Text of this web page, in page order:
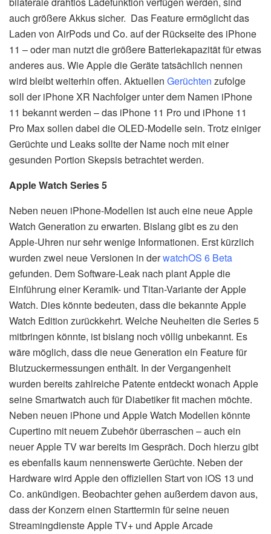
auch größere Akkus sicher. Das Feature ermöglicht das
Laden von AirPods und Co. auf der Rückseite des iPhone
11 – oder man nutzt die größere Batteriekapazität für etwas
anderes aus. Wie Apple die Geräte tatsächlich nennen
wird bleibt weiterhin offen. Aktuellen Gerüchten zufolge
soll der iPhone XR Nachfolger unter dem Namen iPhone
11 bekannt werden – das iPhone 11 Pro und iPhone 11
Pro Max sollen dabei die OLED-Modelle sein. Trotz einiger
Gerüchte und Leaks sollte der Name noch mit einer
gesunden Portion Skepsis betrachtet werden.
Apple Watch Series 5
Neben neuen iPhone-Modellen ist auch eine neue Apple
Watch Generation zu erwarten. Bislang gibt es zu den
Apple-Uhren nur sehr wenige Informationen. Erst kürzlich
wurden zwei neue Versionen in derwatchOS 6 Beta
gefunden. Dem Software-Leak nach plant Apple die
Einführung einer Keramik- und Titan-Variante der Apple
Watch. Dies könnte bedeuten, dass die bekannte Apple
Watch Edition zurückkehrt. Welche Neuheiten die Series 5
mitbringen könnte, ist bislang noch völlig unbekannt. Es
wäre möglich, dass die neue Generation ein Feature für
Blutzuckermessungen enthält. In der Vergangenheit
wurden bereits zahlreiche Patente entdeckt wonach Apple
seine Smartwatch auch für Diabetiker fit machen möchte.
Neben neuen iPhone und Apple Watch Modellen könnte
Cupertino mit neuem Zubehör überraschen – auch ein
neuer Apple TV war bereits im Gespräch. Doch hierzu gibt
es ebenfalls kaum nennenswerte Gerüchte. Neben der
Hardware wird Apple den offiziellen Start von iOS 13 und
Co. ankündigen. Beobachter gehen außerdem davon aus,
dass der Konzern einen Starttermin für seine neuen
Streamingdienste Apple TV+ und Apple Arcade